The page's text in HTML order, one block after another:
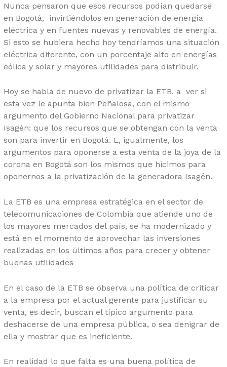
Nunca pensaron que esos recursos podían quedarse
en Bogotá, invirtiéndolos en generación de energía
eléctrica y en fuentes nuevas y renovables de energía.
Si esto se hubiera hecho hoy tendríamos una situación
eléctrica diferente, con un porcentaje alto en energías
eólica y solar y mayores utilidades para distribuir.
Hoy se habla de nuevo de privatizar la ETB, a ver si
esta vez le apunta bien Peñalosa, con el mismo
argumento del Gobierno Nacional para privatizar
Isagén: que los recursos que se obtengan con la venta
son para invertir en Bogotá. E, igualmente, los
argumentos para oponerse a esta venta de la joya de la
corona en Bogotá son los mismos que hicimos para
oponernos a la privatización de la generadora Isagén.
La ETB es una empresa estratégica en el sector de
telecomunicaciones de Colombia que atiende uno de
los mayores mercados del país, se ha modernizado y
está en el momento de aprovechar las inversiones
realizadas en los últimos años para crecer y obtener
buenas utilidades
En el caso de la ETB se observa una política de criticar
a la empresa por el actual gerente para justificar su
venta, es decir, buscan el típico argumento para
deshacerse de una empresa pública, o sea denigrar de
ella y mostrar que es ineficiente.
En realidad lo que falta es una buena política de